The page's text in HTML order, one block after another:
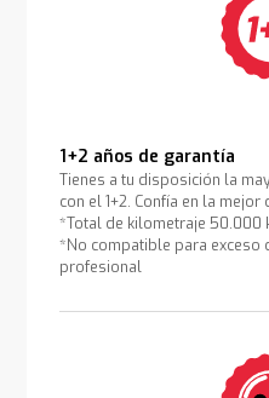
1+2 años de garantía
Tienes a tu disposición la
con el 1+2. Confía en la mejor
*Total de kilometraje 50.000
*No compatible para exceso
profesional